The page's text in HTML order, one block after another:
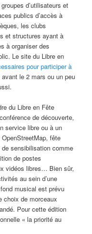
d’utilisateurs et
publics d’accès à
les clubs
et structures ayant à
à organiser des
Le site du Libre en
pour participer à
le 2 mars ou un peu
du Libre en Fête
de découverte,
service libre ou à un
fête
sensibilisation comme
de postes
vidéos libres… Bien sûr,
au sein d’une
musical est prévu
choix de morceaux
Pour cette édition
« la priorité au